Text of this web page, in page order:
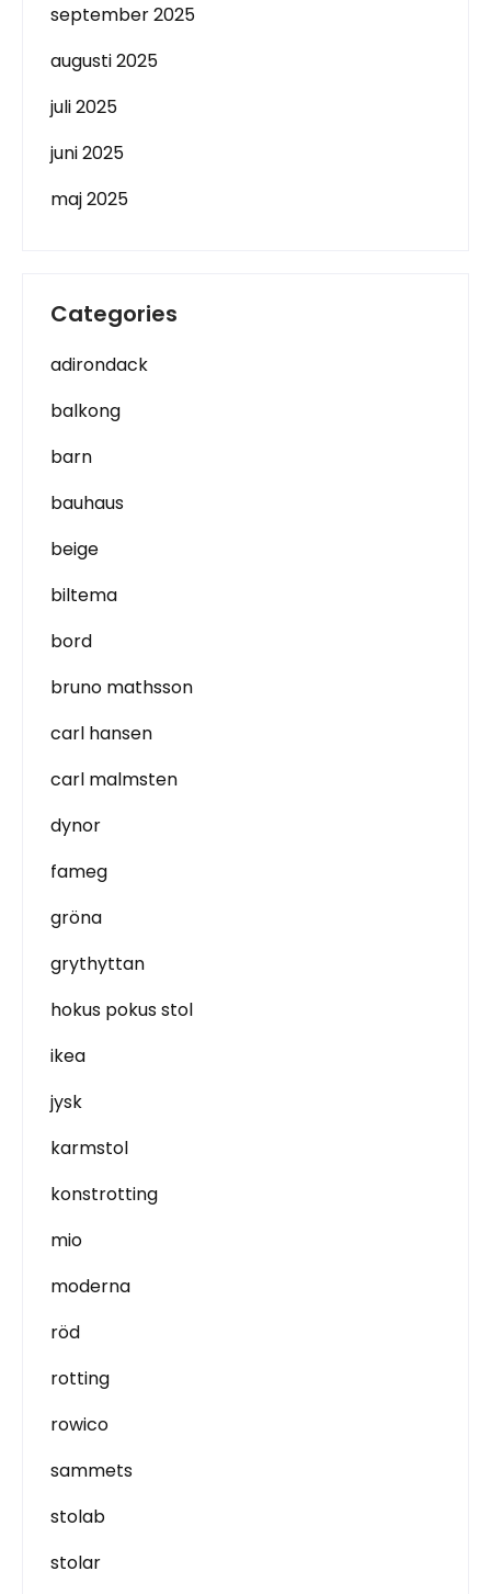
september 2025
augusti 2025
juli 2025
juni 2025
maj 2025
Categories
adirondack
balkong
barn
bauhaus
beige
biltema
bord
bruno mathsson
carl hansen
carl malmsten
dynor
fameg
gröna
grythyttan
hokus pokus stol
ikea
jysk
karmstol
konstrotting
mio
moderna
röd
rotting
rowico
sammets
stolab
stolar